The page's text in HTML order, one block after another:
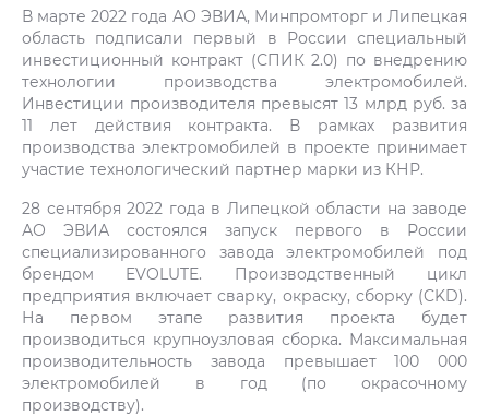
В марте 2022 года АО ЭВИА, Минпромторг и Липецкая
область подписали первый в России специальный
инвестиционный контракт (СПИК 2.0) по внедрению
технологии производства электромобилей.
Инвестиции производителя превысят 13 млрд руб. за
11 лет действия контракта. В рамках развития
производства электромобилей в проекте принимает
участие технологический партнер марки из КНР.
28 сентября 2022 года в Липецкой области на заводе
АО ЭВИА состоялся запуск первого в России
специализированного завода электромобилей под
брендом EVOLUTE. Производственный цикл
предприятия включает сварку, окраску, сборку (CKD).
На первом этапе развития проекта будет
производиться крупноузловая сборка. Максимальная
производительность завода превышает 100 000
электромобилей в год (по окрасочному
производству).